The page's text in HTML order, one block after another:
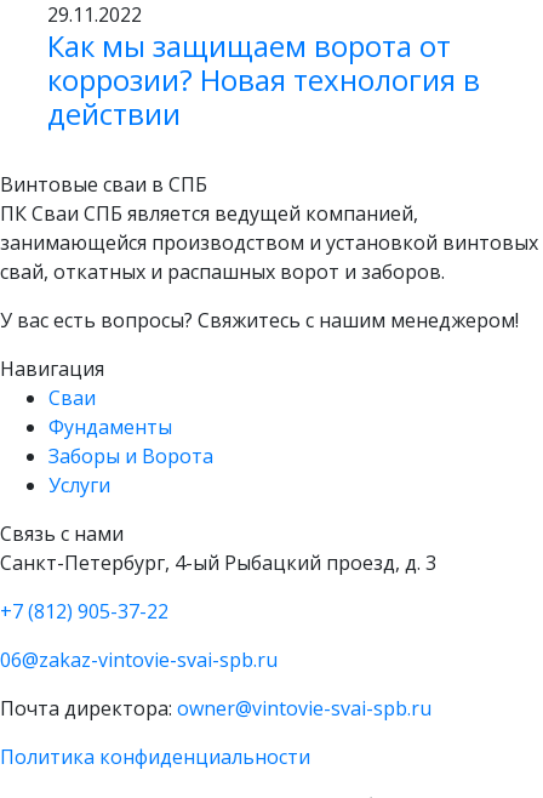
29.11.2022
Как мы защищаем ворота от
коррозии? Новая технология в
действии
Винтовые сваи в СПБ
ПК Сваи СПБ является ведущей компанией,
занимающейся производством и установкой винтовых
свай, откатных и распашных ворот и заборов.
У вас есть вопросы? Свяжитесь с нашим менеджером!
Навигация
Сваи
Фундаменты
Заборы и Ворота
Услуги
Связь с нами
Санкт-Петербург, 4-ый Рыбацкий проезд, д. 3
+7 (812) 905-37-22
06@zakaz-vintovie-svai-spb.ru
Почта директора: owner@vintovie-svai-spb.ru
Политика конфиденциальности